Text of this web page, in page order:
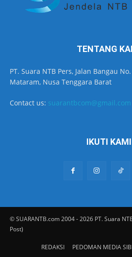
TENTANG
PT. Suara NTB Pers, Jalan Bangau
Mataram, Nusa Tenggara Barat
Contact us: suarantbcom@gmail.com
IKUTI KAMI
© SUARANTB.com 2004 - 2026 PT. Suara
Post)
REDAKSI PEDOMAN MEDIA